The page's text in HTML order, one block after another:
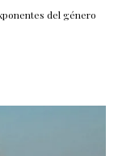
del género